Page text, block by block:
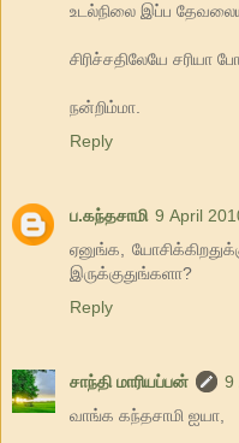
உடல்நிலை இப்ப
சிரிச்சதிலேயே சரியா
நன்றிம்மா.
Reply
ப.கந்தசாமி 9 April
ஏனுங்க,
இருக்குதுங்களா?
Reply
சாந்தி மாரியப்பன்
9
வாங்க கந்தசாமி ஐயா,